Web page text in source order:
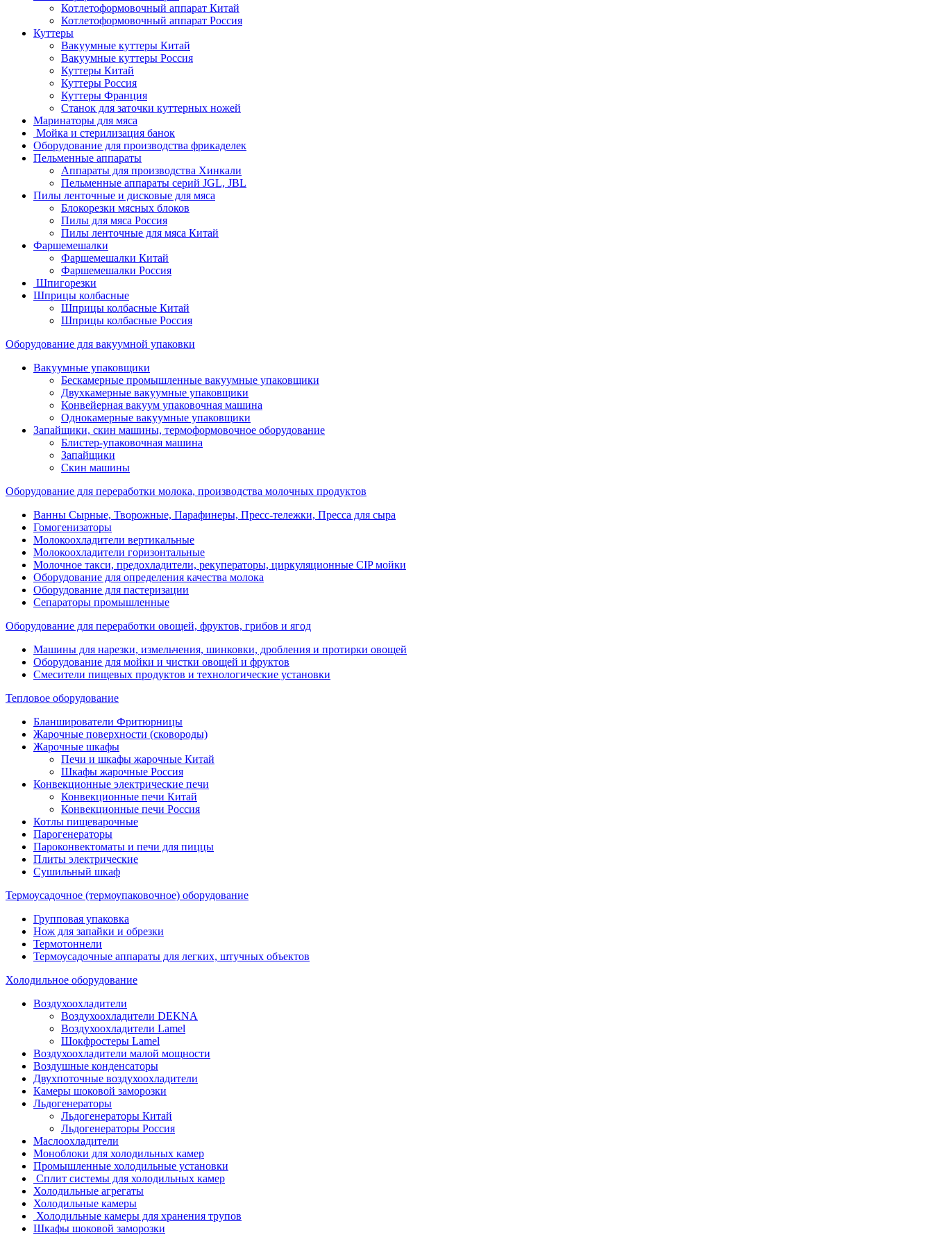
Котлетоформовочный аппарат Китай
Котлетоформовочный аппарат Россия
Куттеры
Вакуумные куттеры Китай
Вакуумные куттеры Россия
Куттеры Китай
Куттеры Россия
Куттеры Франция
Станок для заточки куттерных ножей
Маринаторы для мяса
Мойка и стерилизация банок
Оборудование для производства фрикаделек
Пельменные аппараты
Аппараты для производства Хинкали
Пельменные аппараты серий JGL, JBL
Пилы ленточные и дисковые для мяса
Блокорезки мясных блоков
Пилы для мяса Россия
Пилы ленточные для мяса Китай
Фаршемешалки
Фаршемешалки Китай
Фаршемешалки Россия
Шпигорезки
Шприцы колбасные
Шприцы колбасные Китай
Шприцы колбасные Россия
Оборудование для вакуумной упаковки
Вакуумные упаковщики
Бескамерные промышленные вакуумные упаковщики
Двухкамерные вакуумные упаковщики
Конвейерная вакуум упаковочная машина
Однокамерные вакуумные упаковщики
Запайщики, скин машины, термоформовочное оборудование
Блистер-упаковочная машина
Запайщики
Скин машины
Оборудование для переработки молока, производства молочных продуктов
Ванны Сырные, Творожные, Парафинеры, Пресс-тележки, Пресса для сыра
Гомогенизаторы
Молокоохладители вертикальные
Молокоохладители горизонтальные
Молочное такси, предохладители, рекуператоры, циркуляционные CIP мойки
Оборудование для определения качества молока
Оборудование для пастеризации
Сепараторы промышленные
Оборудование для переработки овощей, фруктов, грибов и ягод
Машины для нарезки, измельчения, шинковки, дробления и протирки овощей
Оборудование для мойки и чистки овощей и фруктов
Смесители пищевых продуктов и технологические установки
Тепловое оборудование
Бланширователи Фритюрницы
Жарочные поверхности (сковороды)
Жарочные шкафы
Печи и шкафы жарочные Китай
Шкафы жарочные Россия
Конвекционные электрические печи
Конвекционные печи Китай
Конвекционные печи Россия
Котлы пищеварочные
Парогенераторы
Пароконвектоматы и печи для пиццы
Плиты электрические
Сушильный шкаф
Термоусадочное (термоупаковочное) оборудование
Групповая упаковка
Нож для запайки и обрезки
Термотоннели
Термоусадочные аппараты для легких, штучных объектов
Холодильное оборудование
Воздухоохладители
Воздухоохладители DEKNA
Воздухоохладители Lamel
Шокфростеры Lamel
Воздухоохладители малой мощности
Воздушные конденсаторы
Двухпоточные воздухоохладители
Камеры шоковой заморозки
Льдогенераторы
Льдогенераторы Китай
Льдогенераторы Россия
Маслоохладители
Моноблоки для холодильных камер
Промышленные холодильные установки
Сплит системы для холодильных камер
Холодильные агрегаты
Холодильные камеры
Холодильные камеры для хранения трупов
Шкафы шоковой заморозки